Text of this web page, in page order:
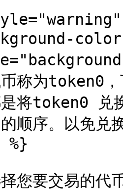
称为token0
是将token0 兑
顺序。以免兑
您要交易的代